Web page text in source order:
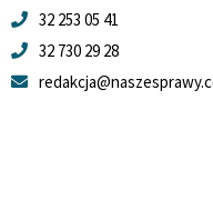
32 253 05 41
32 730 29 28